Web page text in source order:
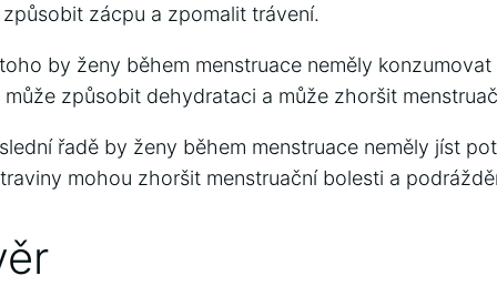
zácpu a zpomalit trávení.
by ženy během menstruace neměly
může způsobit dehydrataci a může zhoršit
řadě by ženy během menstruace neměly jíst
mohou zhoršit menstruační bolesti a